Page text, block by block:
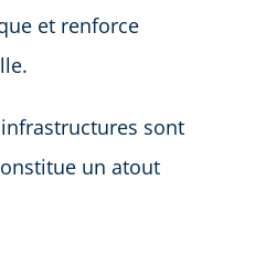
et renforce
sont
un atout